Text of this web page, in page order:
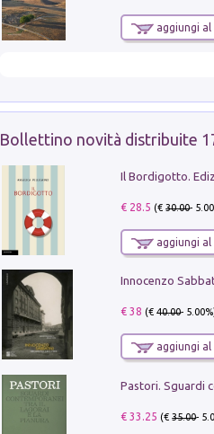
aggiungi
Bollettino novità distribuite
Il Bordigotto.
€ 28.5 (€30.00-
aggiungi
Innocenzo
€ 38 (€40.00-
aggiungi
€ 33.25 (€35.00-